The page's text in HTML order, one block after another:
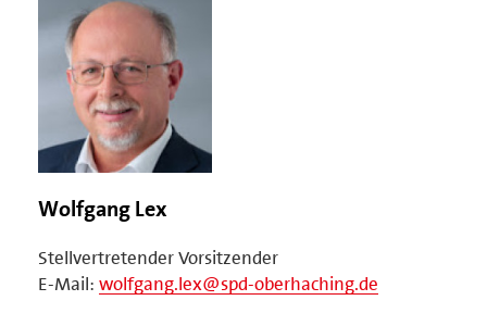
Wolfgang Lex
Stellvertretender Vorsitzender
E-Mail: wolfgang.lex@spd-oberhaching.de